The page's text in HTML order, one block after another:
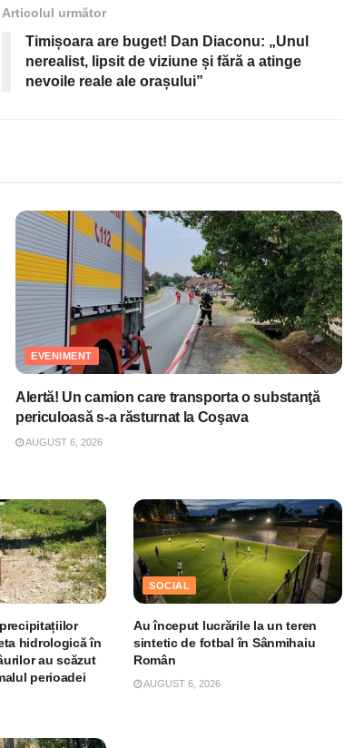
Articolul următor
Timișoara are buget! Dan Diaconu: „Unul
nerealist, lipsit de viziune și fără a atinge
nevoile reale ale orașului”
EVENIMENT
Alertă! Un camion care transporta o substanţă
periculoasă s-a răsturnat la Coşava
AUGUST 6, 2026
hidrologică în
au scăzut
perioadei
SOCIAL
Au început lucrările la un teren
sintetic de fotbal în Sânmihaiu
Român
AUGUST 6, 2026